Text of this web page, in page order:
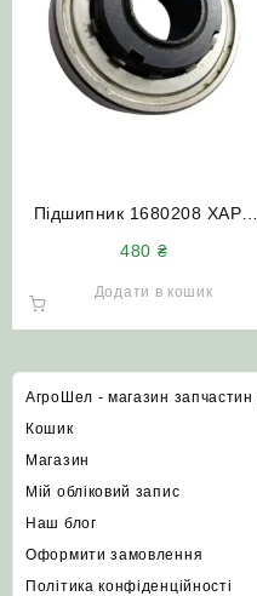
Підшипник 1680208 ХАРП
480 ₴
Додати в кошик
АгроШел - магазин запчастин
Кошик
Магазин
Мій обліковий запис
Наш блог
Оформити замовлення
Політика конфіденційності